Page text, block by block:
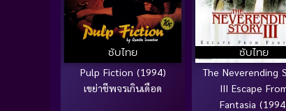
ซับไทย
Pulp Fiction (1994)
เขย่าชีพจรเกินเดือด
ซับไทย
The Neverending
III Escape
Fantasia